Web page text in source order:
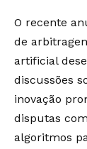
O recente
de
artificial
discussões
inovação
disputas
algoritmos